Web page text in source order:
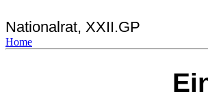
Nationalrat, XXII.GP
Home